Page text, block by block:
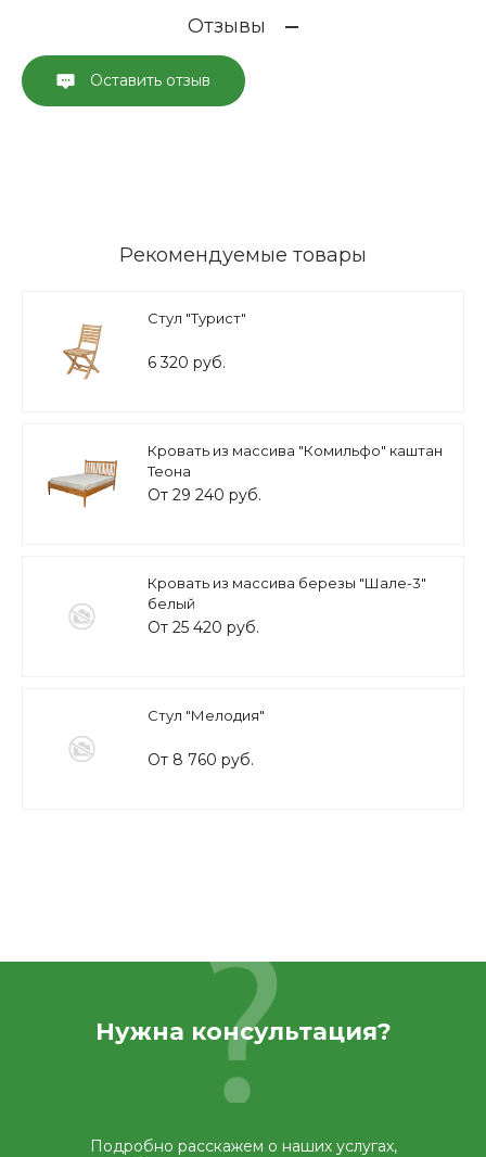
Отзывы
Оставить отзыв
Рекомендуемые товары
Стул "Турист"
6 320 руб.
Кровать из массива "Комильфо" каштан
Теона
От 29 240 руб.
Кровать из массива березы "Шале-3"
белый
От 25 420 руб.
Стул "Мелодия"
От 8 760 руб.
Нужна консультация?
Подробно расскажем о наших услугах,